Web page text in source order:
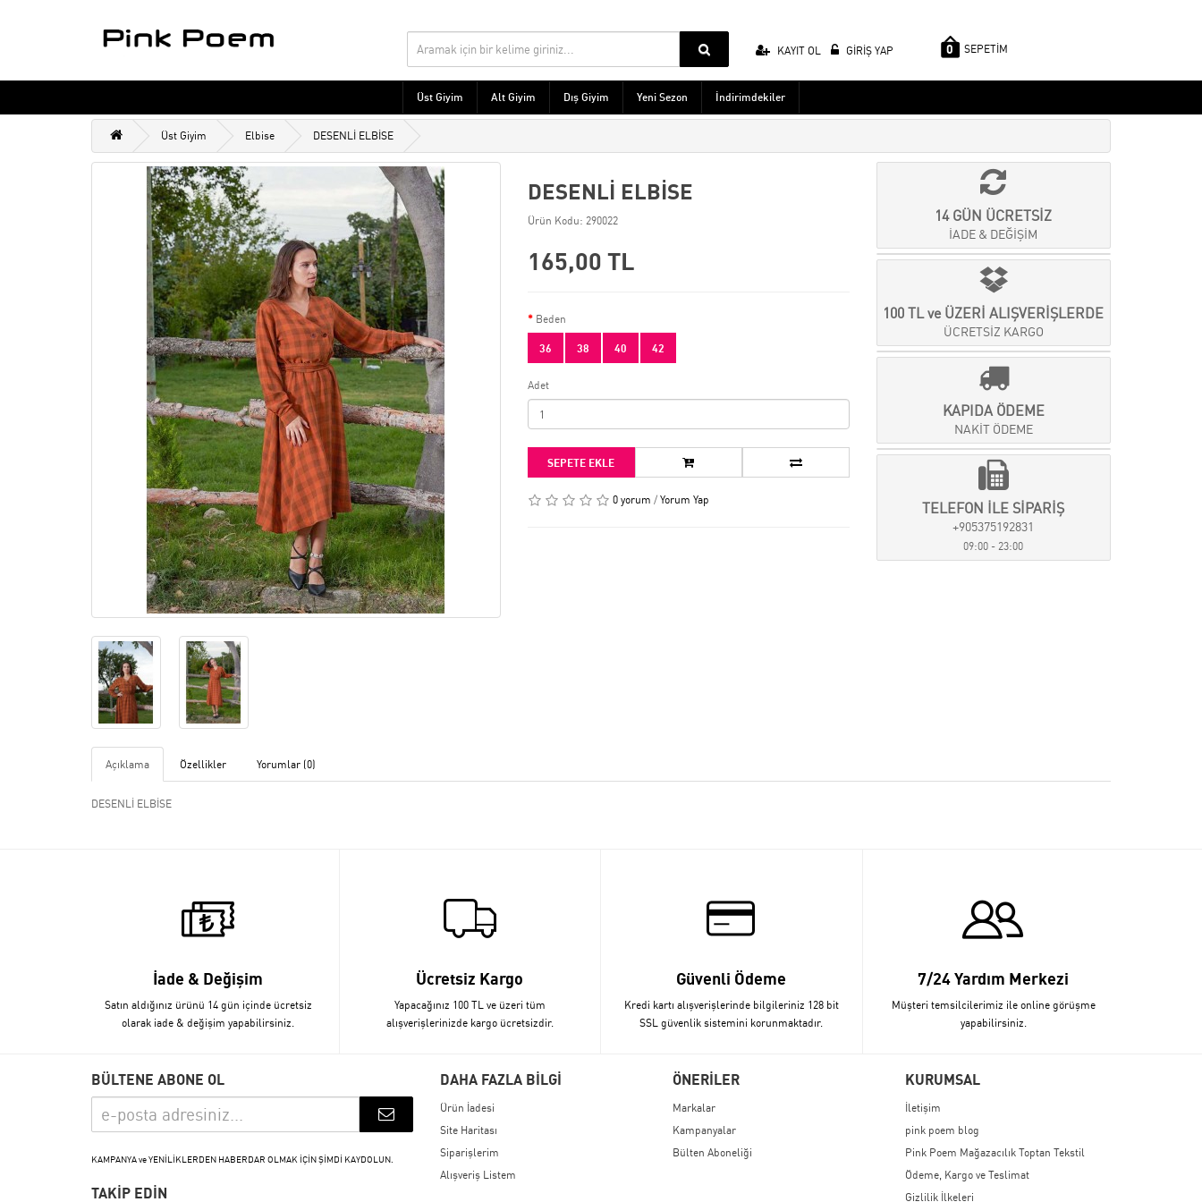
KAYIT OL GİRİŞ YAP 0 SEPETİM
Üst Giyim Alt Giyim Dış Giyim Yeni Sezon İndirimdekiler
Üst Giyim Elbise DESENLİ ELBİSE
DESENLİ ELBİSE
Ürün Kodu: 290022
165,00 TL
Beden
36 38 40 42
Adet
SEPETE EKLE
0 yorum / Yorum Yap
14 GÜN ÜCRETSİZ
İADE & DEĞİŞİM
100 TL ve ÜZERİ ALIŞVERİŞLERDE
ÜCRETSİZ KARGO
KAPIDA ÖDEME
NAKİT ÖDEME
TELEFON İLE SİPARİŞ
+905375192831
09:00 - 23:00
Açıklama Özellikler Yorumlar (0)
DESENLİ ELBİSE
İade & Değişim
Satın aldığınız ürünü 14 gün içinde ücretsiz
olarak iade & değişim yapabilirsiniz.
Ücretsiz Kargo
Yapacağınız 100 TL ve üzeri tüm
alışverişlerinizde kargo ücretsizdir.
Güvenli Ödeme
Kredi kartı alışverişlerinde bilgileriniz 128 bit
SSL güvenlik sistemini korunmaktadır.
7/24 Yardım Merkezi
Müşteri temsilcilerimiz ile online görüşme
yapabilirsiniz.
BÜLTENE ABONE OL
KAMPANYA ve YENİLİKLERDEN HABERDAR OLMAK İÇİN ŞİMDİ KAYDOLUN.
TAKİP EDİN
DAHA FAZLA BİLGİ
Ürün İadesi
Site Haritası
Siparişlerim
Alışveriş Listem
ÖNERİLER
Markalar
Kampanyalar
Bülten Aboneliği
KURUMSAL
İletişim
pink poem blog
Pink Poem Mağazacılık Toptan Tekstil
Ödeme, Kargo ve Teslimat
Gizlilik İlkeleri